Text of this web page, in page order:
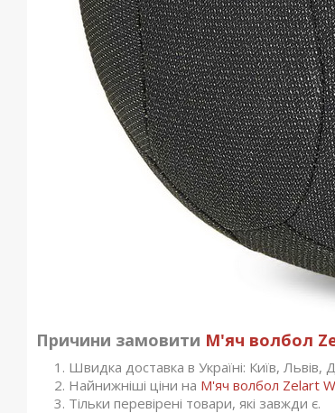
Причини замовити М'яч волбол
Швидка доставка в Україні: Київ, Львів,
Найнижніші ціни на М'яч волбол Zelart
Тільки перевірені товари, які завжди є.